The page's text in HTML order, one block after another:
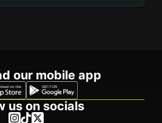
our mobile app
us on socials